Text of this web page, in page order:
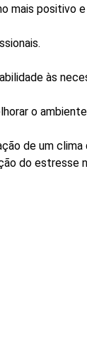
mais positivo
às
o
de um clima
do